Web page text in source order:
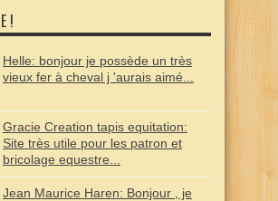
!
Helle: bonjour je possède un très
vieux fer à cheval j 'aurais aimé...
Gracie Creation tapis equitation:
Site très utile pour les patron et
bricolage equestre...
Jean Maurice Haren: Bonjour , je